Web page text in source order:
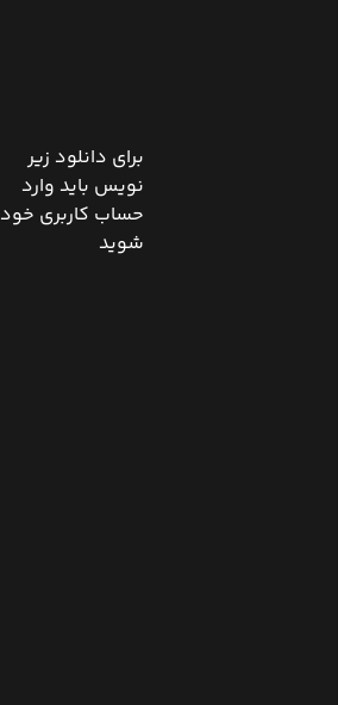
برای دانلود زیر
نویس باید وارد
حساب کاربری خود
شوید